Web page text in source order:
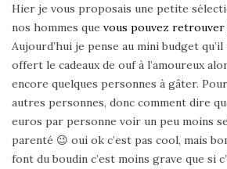
Hier je vous proposais une petite
nos hommes que vous pouvez
Aujourd’hui je pense au mini budget
offert le cadeaux de ouf à l’amoureux
encore quelques personnes à gâter.
autres personnes, donc comment dire
euros par personne voir un peu moins
parenté 😉 oui ok c’est pas cool, mais
font du boudin c’est moins grave que si